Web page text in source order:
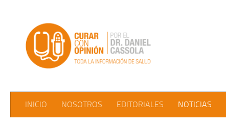
INICIO NOSOTROS EDITORIALES NOTICIAS